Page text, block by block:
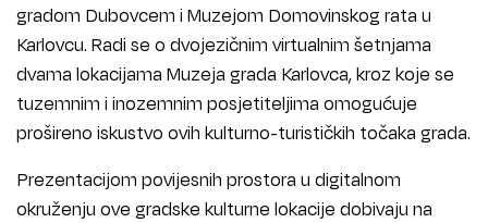
gradom Dubovcem i Muzejom Domovinskog rata u
Karlovcu. Radi se o dvojezičnim virtualnim šetnjama
dvama lokacijama Muzeja grada Karlovca, kroz koje se
tuzemnim i inozemnim posjetiteljima omogućuje
prošireno iskustvo ovih kulturno-turističkih točaka grada.
Prezentacijom povijesnih prostora u digitalnom
okruženju ove gradske kulturne lokacije dobivaju na